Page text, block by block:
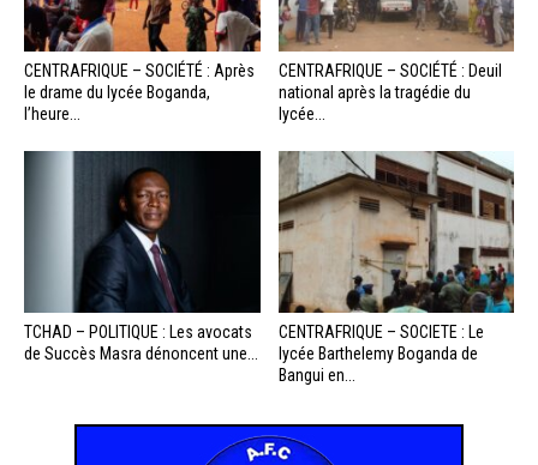
CENTRAFRIQUE – SOCIÉTÉ : Après
le drame du lycée Boganda,
l’heure...
CENTRAFRIQUE – SOCIÉTÉ : Deuil
national après la tragédie du
lycée...
TCHAD – POLITIQUE : Les avocats
de Succès Masra dénoncent une...
CENTRAFRIQUE – SOCIETE : Le
lycée Barthelemy Boganda de
Bangui en...